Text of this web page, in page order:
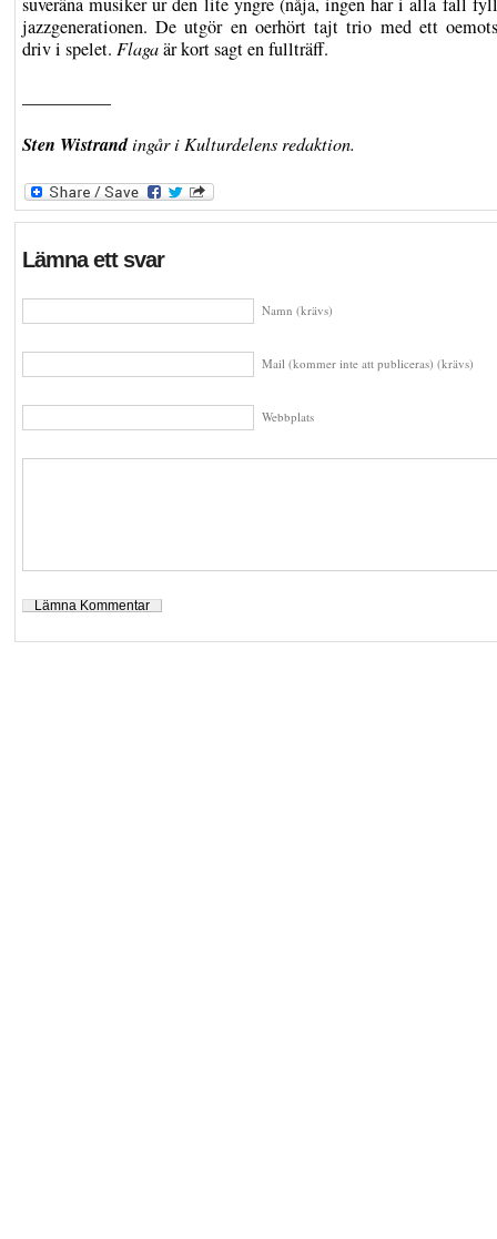
jazzgenerationen. De utgör en oerhört tajt trio med ett
driv i spelet. Flagaär kort sagt en fullträff.
Sten Wistrandingår i Kulturdelens redaktion.
Lämna ett svar
Namn (krävs)
Mail (kommer inte att publiceras) (krävs)
Webbplats